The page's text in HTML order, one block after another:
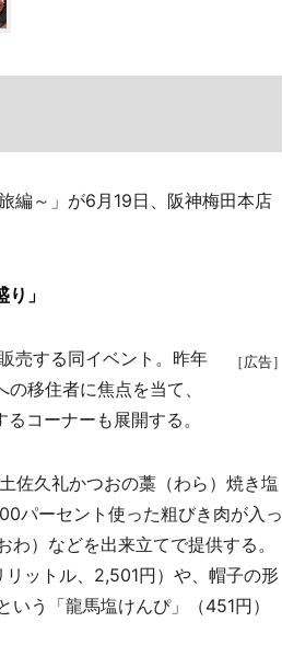
編～」が6月19日、阪神梅田本店
」
［広告］
売する同イベント。昨年
移住者に焦点を当て、
コーナーも展開する。
佐久礼かつおの藁（わら）焼き塩
パーセント使った粗びき肉が入っ
）などを出来立てで提供する。
ットル、2,501円）や、帽子の形
う「龍馬塩けんぴ」（451円）